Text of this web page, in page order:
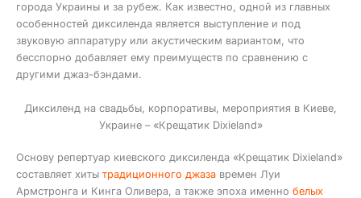
города Украины и за рубеж. Как известно, одной из главных
особенностей диксиленда является выступление и под
звуковую аппаратуру или акустическим вариантом, что
бесспорно добавляет ему преимуществ по сравнению с
другими джаз-бэндами.
Диксиленд на свадьбы, корпоративы, мероприятия в Киеве,
Украине – «Крещатик Dixieland»
Основу репертуар киевского диксиленда «Крещатик Dixieland»
составляет хиты традиционного джаза времен Луи
Армстронга и Кинга Оливера, а также эпоха именно белых